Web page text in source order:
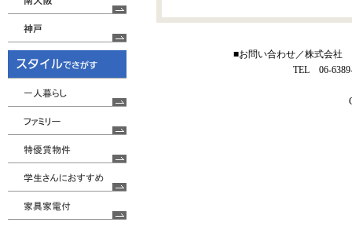
■お問い合わせ／株式会
TEL 06-